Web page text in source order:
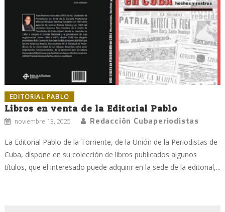
EDITORIAL PABLO
Libros en venta de la Editorial Pablo
noviembre 13, 2025 Redacción Cubaperiodistas
La Editorial Pablo de la Torriente, de la Unión de la Periodistas de
Cuba, dispone en su colección de libros publicados algunos
títulos, que el interesado puede adquirir en la sede de la editorial,...